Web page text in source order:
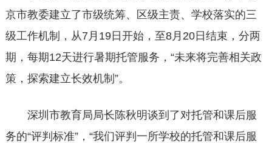
京市教委建立了市级统筹、区级主责、学校落实的三
级工作机制，从7月19日开始，至8月20日结束，分两
期，每期12天进行暑期托管服务，“未来将完善相关政
策，探索建立长效机制”。
深圳市教育局局长陈秋明谈到了对托管和课后服
务的“评判标准”，“我们评判一所学校的托管和课后服